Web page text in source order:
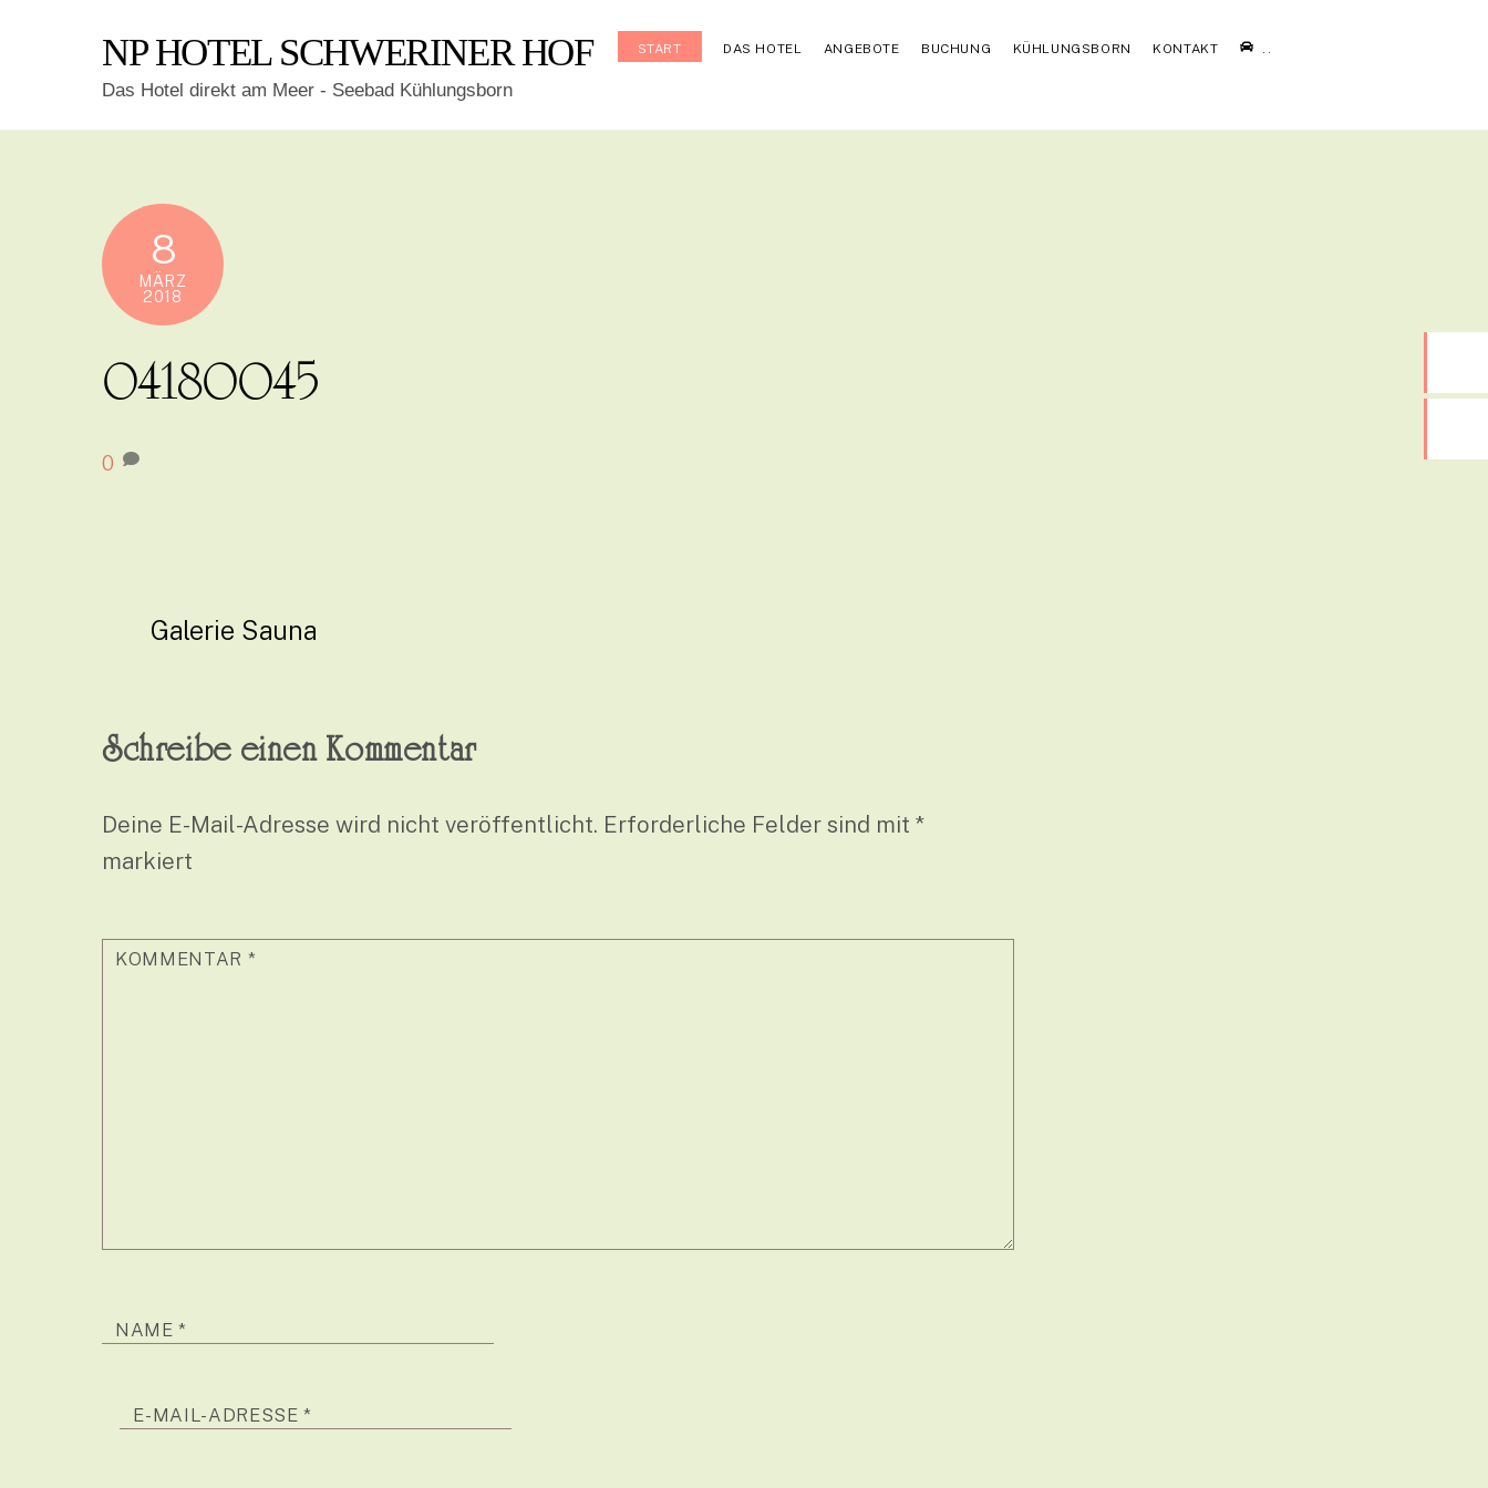
NP HOTEL SCHWERINER HOF
Das Hotel direkt am Meer - Seebad Kühlungsborn
START DAS HOTEL ANGEBOTE BUCHUNG KÜHLUNGSBORN KONTAKT ..
8
MÄRZ
2018
04180045
0
Galerie Sauna
Schreibe einen Kommentar
Deine E-Mail-Adresse wird nicht veröffentlicht. Erforderliche Felder sind mit *
markiert
KOMMENTAR *
NAME*
E-MAIL-ADRESSE*